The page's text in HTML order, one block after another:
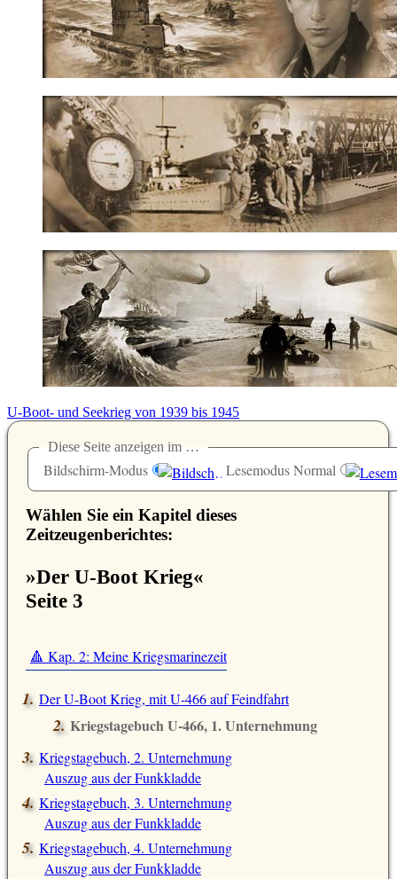
U-Boot- und Seekrieg von 1939 bis 1945
Diese Seite anzeigen im …
Bildschirm-Modus Lesemodus Normal
Wählen Sie ein Kapitel dieses
Zeitzeugenberichtes:
»Der U-Boot Krieg«
Seite 3
🔺 Kap. 2: Meine Kriegsmarinezeit
Der U-Boot Krieg, mit U-466 auf Feindfahrt
Kriegstagebuch U-466, 1. Unternehmung
Kriegstagebuch, 2. Unternehmung
Auszug aus der Funkkladde
Kriegstagebuch, 3. Unternehmung
Auszug aus der Funkkladde
Kriegstagebuch, 4. Unternehmung
Auszug aus der Funkkladde